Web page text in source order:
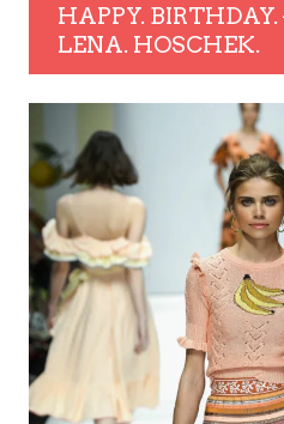
HAPPY. BIRTHDAY.
LENA. HOSCHEK.